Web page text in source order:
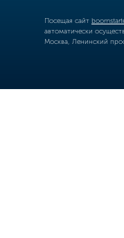
Посещая сайт
автоматически
Москва, Ленинский